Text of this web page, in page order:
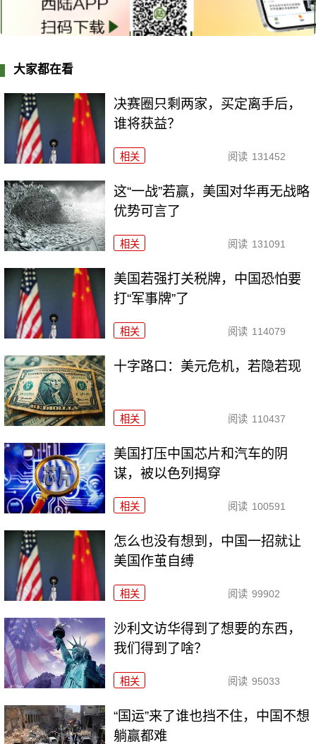
大家都在看
决赛圈只剩两家，买定离手后，
谁将获益？
相关 阅读 131452
这“一战”若赢，美国对华再无战略
优势可言了
相关 阅读 131091
美国若强打关税牌，中国恐怕要
打“军事牌”了
相关 阅读 114079
十字路口：美元危机，若隐若现
相关 阅读 110437
美国打压中国芯片和汽车的阴
谋，被以色列揭穿
相关 阅读 100591
怎么也没有想到，中国一招就让
美国作茧自缚
相关 阅读 99902
沙利文访华得到了想要的东西，
我们得到了啥？
相关 阅读 95033
“国运”来了谁也挡不住，中国不想
躺赢都难